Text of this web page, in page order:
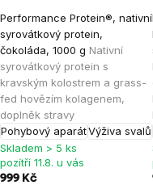
Performance Protein®, nativní
syrovátkový protein,
čokoláda, 1000 g Nativní
syrovátkový protein s
kravským kolostrem a grass-
fed hovězím kolagenem,
doplněk stravy
Pohybový aparátVýživa svalů
hodnocení
produktu
je
4,8
z
5
hvězdiček.
Skladem > 5 ks
pozítří 11.8. u vás
999 Kč